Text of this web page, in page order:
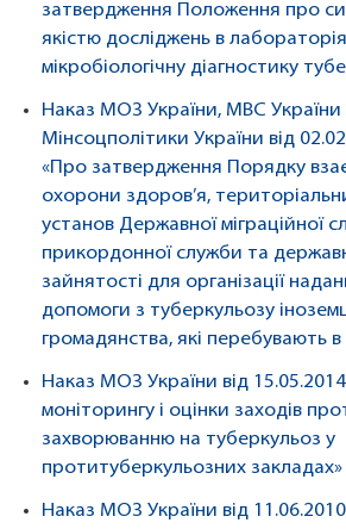
затвердження Положення про
якістю досліджень в
мікробіологічну діагностику
Наказ МОЗ України, МВС України
Мінсоцполітики України від
«Про затвердження Порядку
охорони здоров’я,
установ Державної міграційної
прикордонної служби та
зайнятості для організації
допомоги з туберкульозу
громадянства, які перебувають в
Наказ МОЗ України від
моніторингу і оцінки заходів
захворюванню на туберкульоз у
протитуберкульозних закладах»
Наказ МОЗ України від